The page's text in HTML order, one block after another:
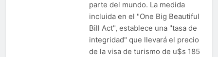
parte del mundo. La medida
incluida en el "One Big Beautiful
Bill Act", establece una "tasa de
integridad" que llevará el precio
de la visa de turismo de u$s 185